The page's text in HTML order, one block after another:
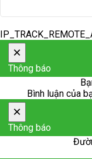
×
Thông báo
Bình luận của
×
Thông báo